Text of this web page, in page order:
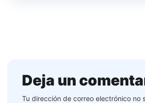
Deja un
Tu dirección de correo electrónico no